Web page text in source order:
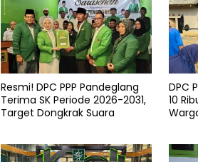
Demokrat
featured
Kabupaten
Pandeglang
Sekertariat
Resmi! DPC PPP Pandeglang
Terima SK Periode 2026-2031,
Target Dongkrak Suara
DPC
10